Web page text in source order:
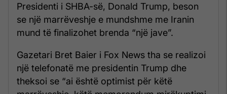
Presidenti i SHBA-së, Donald Trump, beson
se një marrëveshje e mundshme me Iranin
mund të finalizohet brenda “një jave”.
Gazetari Bret Baier i Fox News tha se realizoi
një telefonatë me presidentin Trump dhe
theksoi se “ai është optimist për këtë